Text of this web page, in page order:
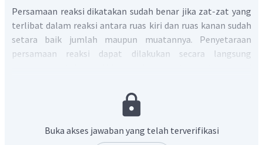
Persamaan reaksi dikatakan sudah benar jika zat-zat yang
terlibat dalam reaksi antara ruas kiri dan ruas kanan sudah
setara baik jumlah maupun muatannya. Penyetaraan
persamaan reaksi dapat dilakukan secara langsung
Penyelesaian dari persamaan reaksi pada soal adalah
Jumlah atom kiri = jumlah atom kanan, karena di ruas
Buka akses jawaban yang telah terverifikasi